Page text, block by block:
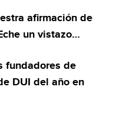
afirmación de
un vistazo…
fundadores de
DUI del año en